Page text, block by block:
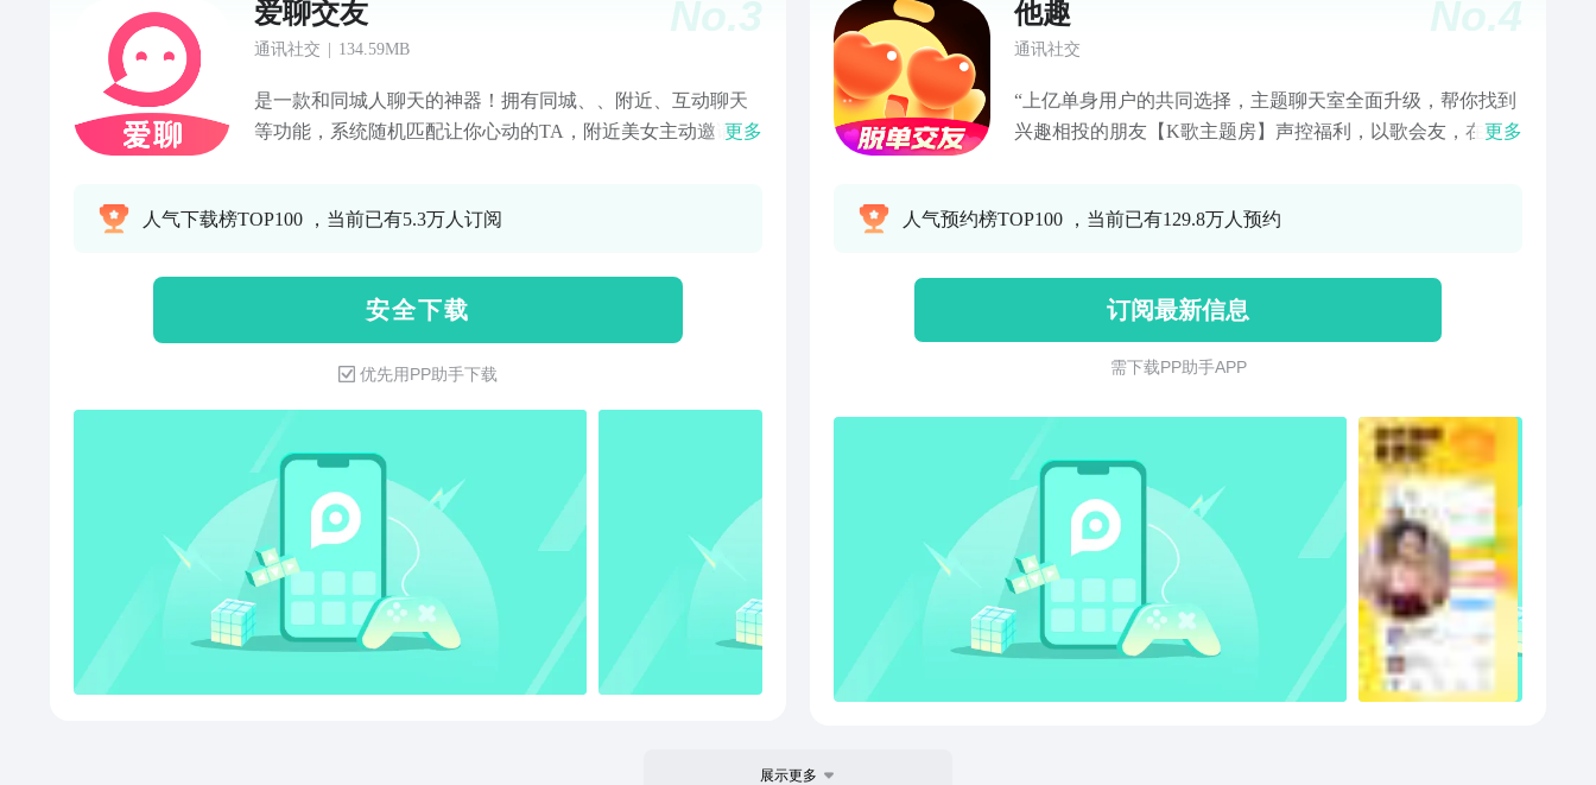
No.3
爱聊交友
通讯社交 134.59MB
是一款和同城人聊天的神器！拥有同城、、附近、互动聊天
等功能，系统随机匹配让你心动的TA，附近美女主动邀请你
单身男女找到自己的理想对象！产品主要功能：同城：人同
闲时无聊时刻，感受全然不同的恋天体验！：高颜值妹子主
动发来聊天邀请，与同城兴趣相投的女生畅聊，附近、兴趣
约会、在线互动，随时随地邂逅新朋友。
更多
人气下载榜TOP100 ，当前已有5.3万人订阅
安 全 下 载
优先用PP助手下载
No.4
他趣
通讯社交
“上亿单身用户的共同选择，主题聊天室全面升级，帮你找到
兴趣相投的朋友【K歌主题房】声控福利，以歌会友，在线点
高颜值男生女生的聚集地，他趣采取左滑无感右滑心动的匹
趣的用户均要求使用本人照片，并通过系统AI智能认证，才
能获取专属标签！【直播互动】萌妹、御姐、校花、网红，
海量主播，颜艺俱佳的，陪你度过无聊的时光！下载他趣，
找个喜欢的人吧~“
更多
人气预约榜TOP100 ，当前已有129.8万人预约
订阅最新信息
需 下 载 P P 助 手 A P P
展示更多